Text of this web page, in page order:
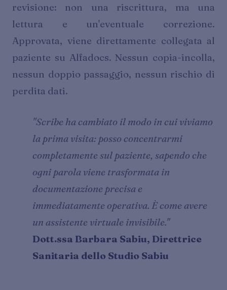
revisione: non una riscrittura, ma una
lettura e un'eventuale correzione.
Approvata, viene direttamente collegata al
paziente su Alfadocs. Nessun copia-incolla,
nessun doppio passaggio, nessun rischio di
perdita dati.
"Scribe ha cambiato il modo in cui viviamo
la prima visita: posso concentrarmi
completamente sul paziente, sapendo che
ogni parola viene trasformata in
documentazione precisa e
immediatamente operativa. È come avere
un assistente virtuale invisibile."
Dott.ssa Barbara Sabiu, Direttrice
Sanitaria dello Studio Sabiu